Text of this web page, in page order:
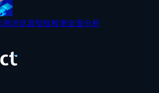
测浏览器指纹检测全面分析